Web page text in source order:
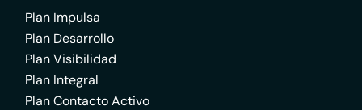
Plan Impulsa
Plan Desarrollo
Plan Visibilidad
Plan Integral
Plan Contacto Activo